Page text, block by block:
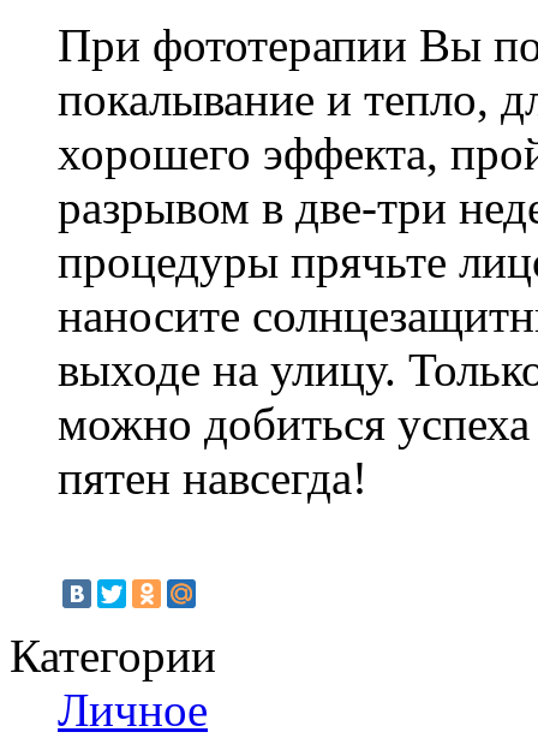
При фототерапии Вы
покалывание и тепло,
хорошего эффекта,
разрывом в две-три
процедуры прячьте
наносите
выходе на улицу.
можно добиться
пятен навсегда!
Категории
Личное